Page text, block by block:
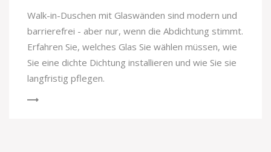
Walk-in-Duschen mit Glaswänden sind modern und
barrierefrei - aber nur, wenn die Abdichtung stimmt.
Erfahren Sie, welches Glas Sie wählen müssen, wie
Sie eine dichte Dichtung installieren und wie Sie sie
langfristig pflegen.